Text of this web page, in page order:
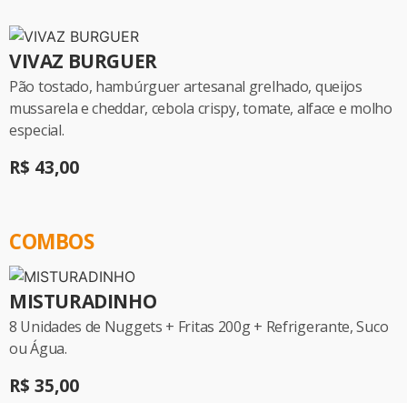
VIVAZ BURGUER
Pão tostado, hambúrguer artesanal grelhado, queijos
mussarela e cheddar, cebola crispy, tomate, alface e molho
especial.
R$ 43,00
COMBOS
MISTURADINHO
8 Unidades de Nuggets + Fritas 200g + Refrigerante, Suco
ou Água.
R$ 35,00